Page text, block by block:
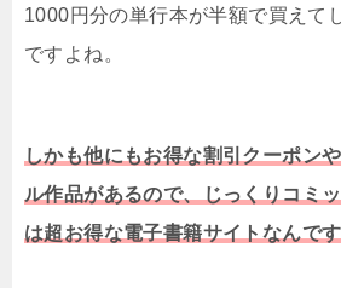
1000円分の単行本が半額で買えて
ですよね。
しかも他にもお得な割引クーポン
ル作品があるので、じっくりコミ
は超お得な電子書籍サイトなんで